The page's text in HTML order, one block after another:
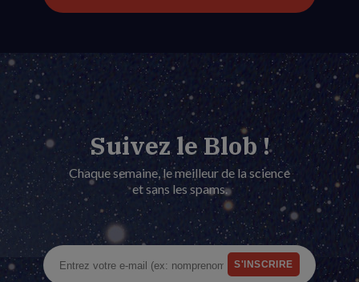
Suivez le Blob !
Chaque semaine, le meilleur de la science
et sans les spams.